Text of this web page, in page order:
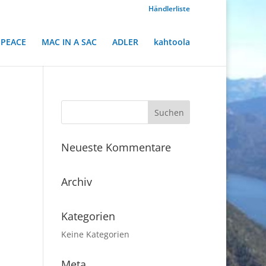
Händlerliste
MAC IN A SAC ADLER kahtoola
Neueste Kommentare
Archiv
Kategorien
Keine Kategorien